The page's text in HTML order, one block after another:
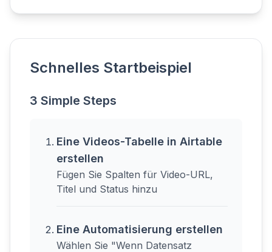
Schnelles Startbeispiel
3 Simple Steps
Eine Videos-Tabelle in Airtable
erstellen
Fügen Sie Spalten für Video-URL,
Titel und Status hinzu
Eine Automatisierung erstellen
Wählen Sie "Wenn Datensatz